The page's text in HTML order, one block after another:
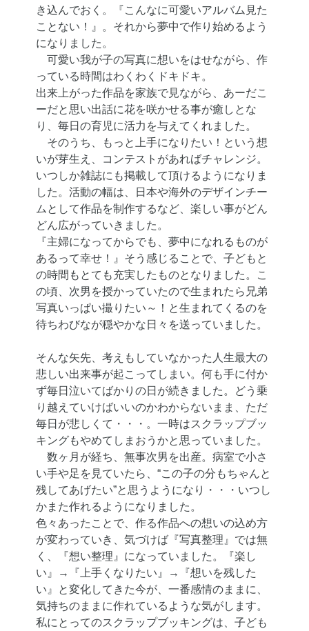
き込んでおく。『こんなに可愛いアルバム見た
ことない！』。それから夢中で作り始めるよう
になりました。
可愛い我が子の写真に想いをはせながら、作
っている時間はわくわくドキドキ。
出来上がった作品を家族で見ながら、あーだこ
ーだと思い出話に花を咲かせる事が癒しとな
り、毎日の育児に活力を与えてくれました。
そのうち、もっと上手になりたい！という想
いが芽生え、コンテストがあればチャレンジ。
いつしか雑誌にも掲載して頂けるようになりま
した。活動の幅は、日本や海外のデザインチー
ムとして作品を制作するなど、楽しい事がどん
どん広がっていきました。
『主婦になってからでも、夢中になれるものが
あるって幸せ！』そう感じることで、子どもと
の時間もとても充実したものとなりました。こ
の頃、次男を授かっていたので生まれたら兄弟
写真いっぱい撮りたい～！と生まれてくるのを
待ちわびなが穏やかな日々を送っていました。
そんな矢先、考えもしていなかった人生最大の
悲しい出来事が起こってしまい。何も手に付か
ず毎日泣いてばかりの日が続きました。どう乗
り越えていけばいいのかわからないまま、ただ
毎日が悲しくて・・・。一時はスクラップブッ
キングもやめてしまおうかと思っていました。
数ヶ月が経ち、無事次男を出産。病室で小さ
い手や足を見ていたら、“この子の分もちゃんと
残してあげたい”と思うようになり・・・いつし
かまた作れるようになりました。
色々あったことで、作る作品への想いの込め方
が変わっていき、気づけば『写真整理』では無
く、『想い整理』になっていました。『楽し
い』→『上手くなりたい』→『想いを残した
い』と変化してきた今が、一番感情のままに、
気持ちのままに作れているような気がします。
私にとってのスクラップブッキングは、子ども